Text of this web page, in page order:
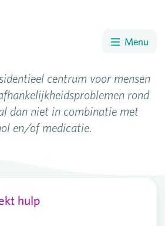
Menu
centrum voor mensen
rond
dan niet in combinatie met
en/of medicatie.
hulp